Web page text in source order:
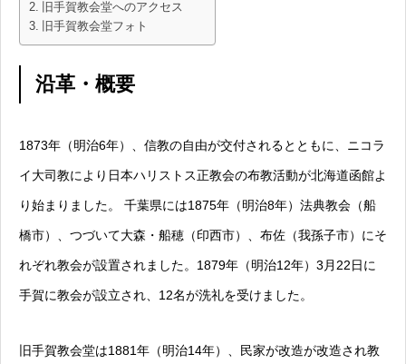
旧手賀教会堂へのアクセス
旧手賀教会堂フォト
沿革・概要
1873年（明治6年）、信教の自由が交付されるとともに、ニコラ
イ大司教により日本ハリストス正教会の布教活動が北海道函館よ
り始まりました。 千葉県には1875年（明治8年）法典教会（船
橋市）、つづいて大森・船穂（印西市）、布佐（我孫子市）にそ
れぞれ教会が設置されました。1879年（明治12年）3月22日に
手賀に教会が設立され、12名が洗礼を受けました。
旧手賀教会堂は1881年（明治14年）、民家が改造が改造され教